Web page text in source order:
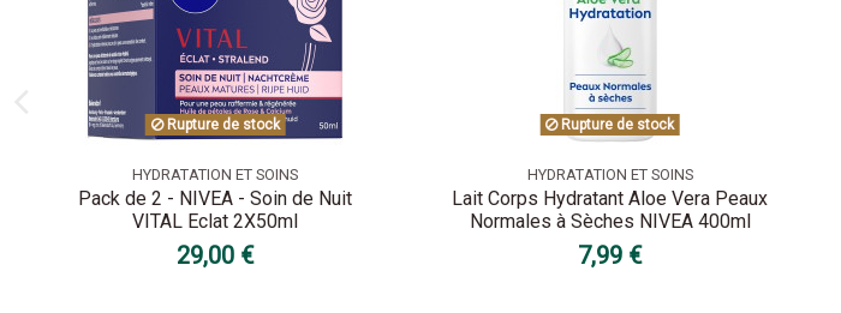
Rupture de stock
HYDRATATION ET SOINS
Pack de 2 - NIVEA - Soin de Nuit
VITAL Eclat 2X50ml
29,00 €
Rupture de stock
HYDRATATION ET SOINS
Lait Corps Hydratant Aloe Vera Peaux
Normales à Sèches NIVEA 400ml
7,99 €